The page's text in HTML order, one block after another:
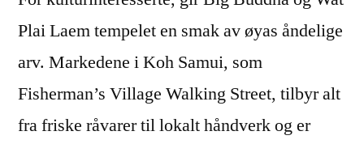
Plai Laem tempelet en smak av øyas åndelige
arv. Markedene i Koh Samui, som
Fisherman’s Village Walking Street, tilbyr alt
fra friske råvarer til lokalt håndverk og er